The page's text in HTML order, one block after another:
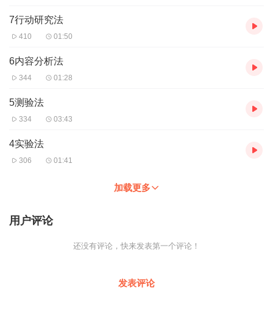
7行动研究法
410 01:50
6内容分析法
344 01:28
5测验法
334 03:43
4实验法
306 01:41
加载更多
用户评论
还没有评论，快来发表第一个评论！
发表评论